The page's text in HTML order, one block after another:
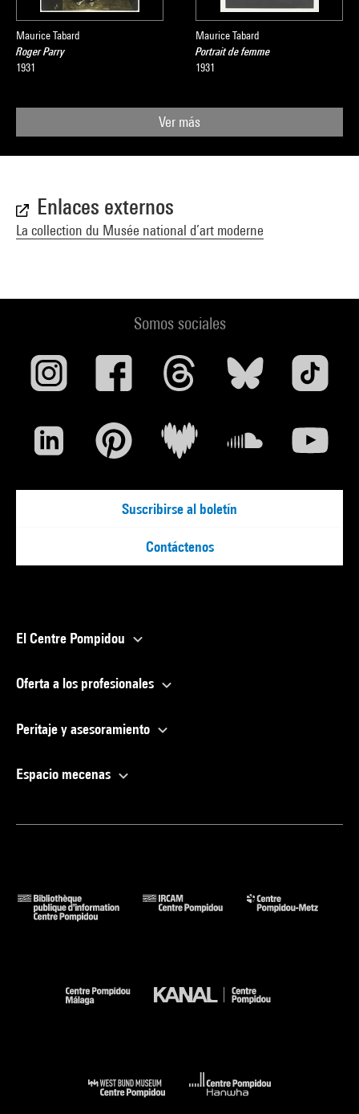
Maurice Tabard
Roger Parry
1931
Maurice Tabard
Portrait de femme
1931
Ver más
Enlaces externos
La collection du Musée national d’art moderne
Somos sociales
Suscribirse al boletín
Contáctenos
El Centre Pompidou
Oferta a los profesionales
Peritaje y asesoramiento
Espacio mecenas